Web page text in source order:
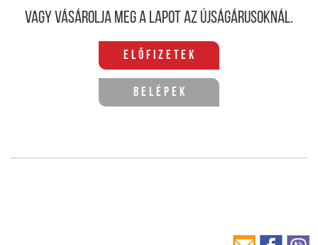
Vagy vásárolja meg a lapot az újságárusoknál.
Előfizetek
Belépek